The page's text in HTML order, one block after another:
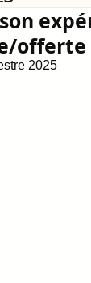
offerte
2025